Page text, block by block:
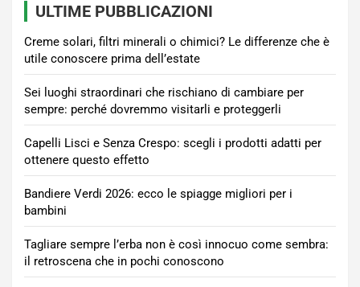
ULTIME PUBBLICAZIONI
Creme solari, filtri minerali o chimici? Le differenze che è
utile conoscere prima dell’estate
Sei luoghi straordinari che rischiano di cambiare per
sempre: perché dovremmo visitarli e proteggerli
Capelli Lisci e Senza Crespo: scegli i prodotti adatti per
ottenere questo effetto
Bandiere Verdi 2026: ecco le spiagge migliori per i
bambini
Tagliare sempre l’erba non è così innocuo come sembra:
il retroscena che in pochi conoscono